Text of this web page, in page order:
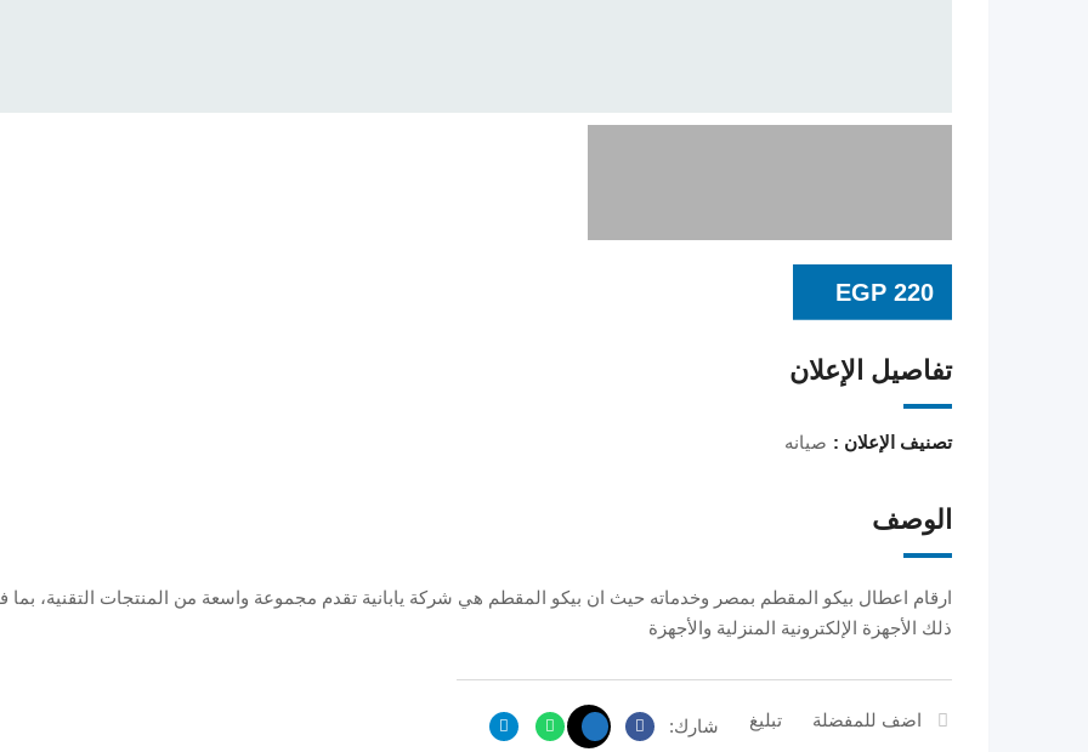
EGP 220
تفاصيل الإعلان
تصنيف الإعلان : صيانه
الوصف
ارقام اعطال بيكو المقطم بمصر وخدماته حيث ان بيكو المقطم هي شركة يابانية تقدم مجموعة واسعة من المنتجات التقنية، بما
ذلك الأجهزة الإلكترونية المنزلية والأجهزة
اضف للمفضلة تبليغ شارك: